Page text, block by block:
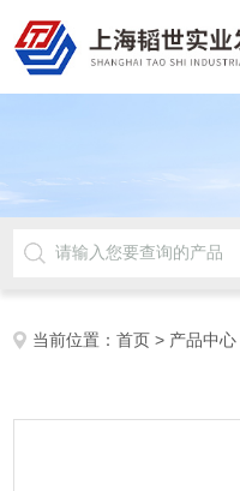
当前位置：首页 > 产品中心